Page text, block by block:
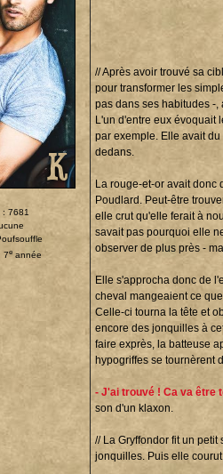
: 7681
7e année
// Après avoir trouvé sa
pour transformer les
pas dans ses habitudes -
L'un d'entre eux évoquait
par exemple. Elle avait
dedans.
La rouge-et-or avait donc
Poudlard. Peut-être
elle crut qu'elle ferait à
savait pas pourquoi elle
observer de plus près -
Elle s'approcha donc de
cheval mangeaient ce
Celle-ci tourna la tête et
encore des jonquilles à
faire exprès, la batteuse
hypogriffes se tournèrent
- J'ai trouvé ! Ca va être
son d'un klaxon.
// La Gryffondor fit un
jonquilles. Puis elle